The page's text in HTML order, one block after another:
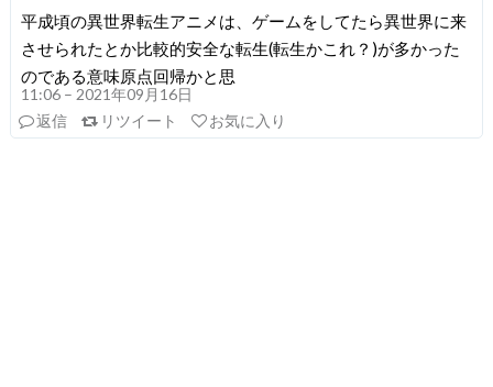
平成頃の異世界転生アニメは、ゲームをしてたら異世界に来
させられたとか比較的安全な転生(転生かこれ？)が多かった
のである意味原点回帰かと思
11:06 – 2021年09月16日
返信
リツイート お気に入り